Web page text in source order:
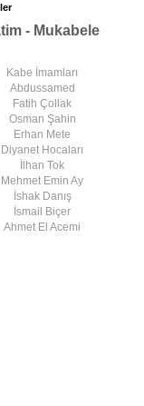
- Mukabele
Kabe İmamları
Abdussamed
Fatih Çollak
Osman Şahin
Erhan Mete
Diyanet Hocaları
İlhan Tok
Mehmet Emin Ay
İshak Danış
İsmail Biçer
Ahmet El Acemi